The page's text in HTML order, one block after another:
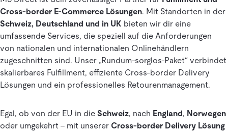
Cross-border E-Commerce Lösungen. Mit Standorten in der
Schweiz, Deutschland und in UK bieten wir dir eine
umfassende Services, die speziell auf die Anforderungen
von nationalen und internationalen Onlinehändlern
zugeschnitten sind. Unser „Rundum-sorglos-Paket“ verbindet
skalierbares Fulfillment, effiziente Cross-border Delivery
Lösungen und ein professionelles Retourenmanagement.
Egal, ob von der EU in die Schweiz, nach England, Norwegen
oder umgekehrt – mit unserer Cross-border Delivery Lösung